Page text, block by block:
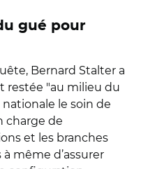
gué pour
Bernard Stalter a
restée "au milieu du
nationale le soin de
charge de
et les branches
même d’assurer